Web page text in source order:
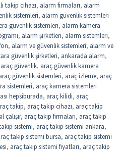
takip cihazı, alarm firmaları, alarm
sistemleri, alarm güvenlik sistemleri
güvenlik sistemleri, alarm kamera
, alarm şirketleri, alarm sistemleri,
, alarm ve güvenlik sistemleri, alarm ve
güvenlik şirketleri, ankarada alarm,
araç güvenlik, araç güvenlik kamera
güvenlik sistemleri, araç izleme, araç
sistemleri, araç kamera sistemleri
hepsiburada, araç kilidi, araç
takip, araç takip cihazı, araç takip
çalışır, araç takip firmaları, araç takip
sistemi, araç takip sistemi ankara,
takip sistemi bursa, araç takip sistemi
, araç takip sistemi fiyatları, araç takip